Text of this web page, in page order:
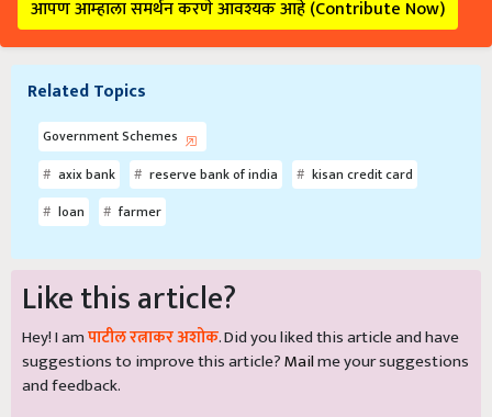
आपण आम्हाला समर्थन करणे आवश्यक आहे (Contribute Now)
Related Topics
Government Schemes
axix bank
reserve bank of india
kisan credit card
loan
farmer
Like this article?
Hey! I amपाटील रत्नाकर अशोक. Did you liked this article and have
suggestions to improve this article?Mailme your suggestions
and feedback.